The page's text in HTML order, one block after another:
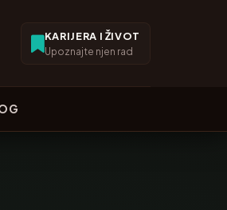
KARIJERA I ŽIVOT
Upoznajte njen rad